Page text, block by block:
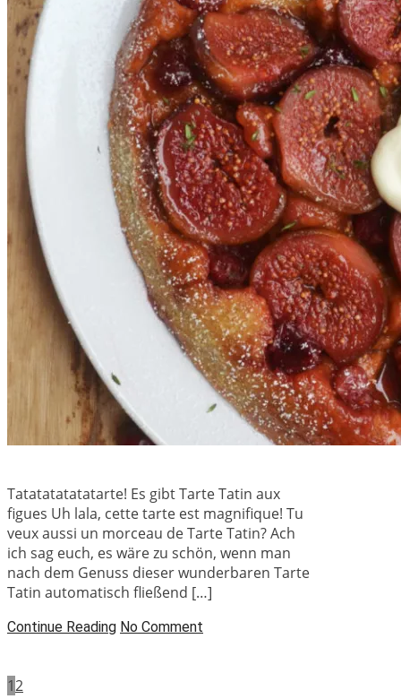
Tatatatatatatarte! Es gibt Tarte Tatin aux
figues Uh lala, cette tarte est magnifique! Tu
veux aussi un morceau de Tarte Tatin? Ach
ich sag euch, es wäre zu schön, wenn man
nach dem Genuss dieser wunderbaren Tarte
Tatin automatisch fließend […]
Continue Reading No Comment
12